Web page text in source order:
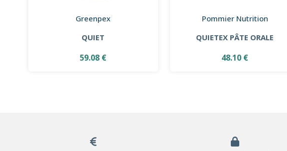
Greenpex
QUIET
59.08 €
Pommier Nutrition
QUIETEX PÂTE ORALE
48.10 €